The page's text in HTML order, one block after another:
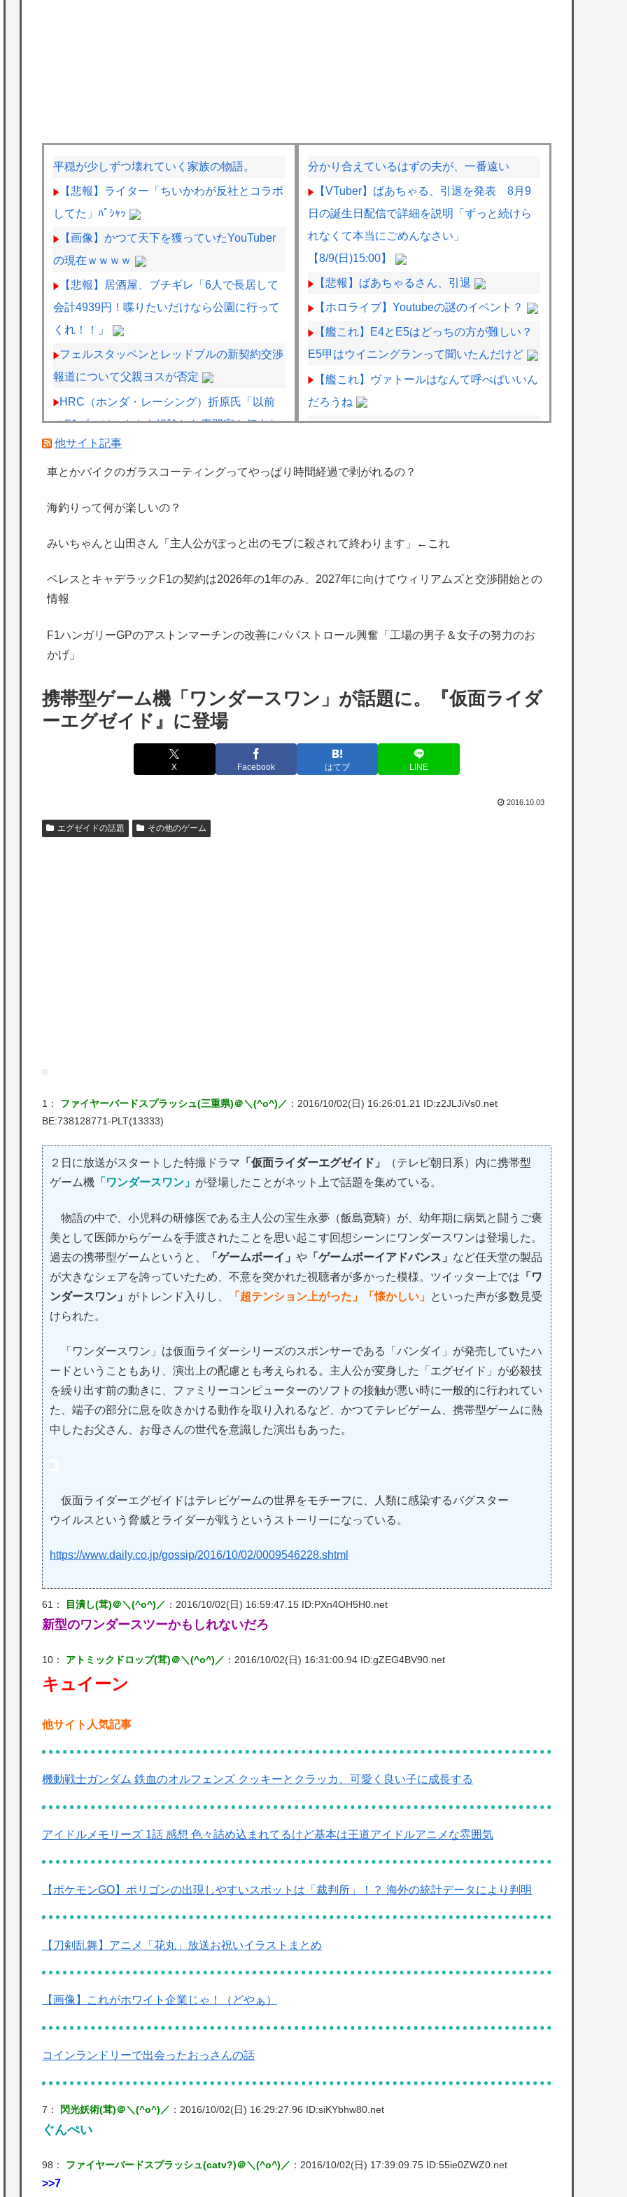
平穏が少しずつ壊れていく家族の物語。
【悲報】ライター「ちいかわが反社とコラボ
してた」ﾊﾟｼｬｯ
【画像】かつて天下を獲っていたYouTuber
の現在ｗｗｗｗ
【悲報】居酒屋、ブチギレ「6人で長居して
会計4939円！喋りたいだけなら公園に行って
くれ！！」
フェルスタッペンとレッドブルの新契約交渉
報道について父親ヨスが否定
HRC（ホンダ・レーシング）折原氏「以前
のF1プロジェクトを経験した専門家を何人か
呼び戻しました」
ペレスとキャデラックF1の契約は2026年の1
開始との情報
海外「日本は特別！」日本の地震支援を申し
海外「勘弁して！」米国人が最も恐れる日本
韓国人「実は日本経済を支えて生かしている
のは韓国人である理由がこちら…」→「日本
応
海外「日本よ、お前がナンバーワンだ」 熊
本地震直後の日本の対応のスピードに世界が
れたキャラの掛け合いだからなぁ（約100人）
分かり合えているはずの夫が、一番遠い
【VTuber】ばあちゃる、引退を発表 8月9
日の誕生日配信で詳細を説明「ずっと続けら
れなくて本当にごめんなさい」
【8/9(日)15:00】
【悲報】ばあちゃるさん、引退
【ホロライブ】Youtubeの謎のイベント？
【艦これ】E4とE5はどっちの方が難しい？
E5甲はウイニングランって聞いたんだけど
【艦これ】ヴァトールはなんて呼べばいいん
だろうね
バンナム1Q決算「ガンダム656億、ワンピ
ダー71億、アンパンマン28億」
【デレマス】ヴァンパイアハンター凛
赤坂アカ「かぐや様、推しの子ヒットさせま
主人公より弟のほうが強い漫画ってあまりな
研究者「株式投資にハマる若者はギャンブル
にハマる若者と同じ傾向がある」
【衝撃】きゃりーぱみゅぱみゅ、うっかり本
他サイト記事
車とかバイクのガラスコーティングってやっぱり時間経過で剥がれるの？
海釣りって何が楽しいの？
みいちゃんと山田さん「主人公がぽっと出のモブに殺されて終わります」←これ
ペレスとキャデラックF1の契約は2026年の1年のみ、2027年に向けてウィリアムズと交渉開始との
情報
F1ハンガリーGPのアストンマーチンの改善にパパストロール興奮「工場の男子＆女子の努力のお
かげ」
携帯型ゲーム機「ワンダースワン」が話題に。『仮面ライダ
ーエグゼイド』に登場
X Facebook はてブ LINE
2016.10.03
エグゼイドの話題 その他のゲーム
1： ファイヤーバードスプラッシュ(三重県)＠＼(^o^)／ ：2016/10/02(日) 16:26:01.21 ID:z2JLJiVs0.net
BE:738128771-PLT(13333)
２日に放送がスタートした特撮ドラマ 「仮面ライダーエグゼイド」
（テレビ朝日系）内に携帯型
ゲーム機 「ワンダースワン」 が登場したことがネット上で話題を集めている。
物語の中で、小児科の研修医である主人公の宝生永夢（飯島寛騎）が、幼年期に病気と闘うご褒
美として医師からゲームを手渡されたことを思い起こす回想シーンにワンダースワンは登場した。
過去の携帯型ゲームというと、
「ゲームボーイ」 や 「ゲームボーイアドバンス」 など任天堂の製品
が大きなシェアを誇っていたため、不意を突かれた視聴者が多かった模様。ツイッター上では 「ワ
ンダースワン」 がトレンド入りし、 「超テンション上がった」「懐かしい」 といった声が多数見受
けられた。
「ワンダースワン」は仮面ライダーシリーズのスポンサーである「バンダイ」が発売していたハ
ードということもあり、演出上の配慮とも考えられる。主人公が変身した「エグゼイド」が必殺技
を繰り出す前の動きに、ファミリーコンピューターのソフトの接触が悪い時に一般的に行われてい
た、端子の部分に息を吹きかける動作を取り入れるなど、かつてテレビゲーム、携帯型ゲームに熱
中したお父さん、お母さんの世代を意識した演出もあった。
仮面ライダーエグゼイドはテレビゲームの世界をモチーフに、人類に感染するバグスター
ウイルスという脅威とライダーが戦うというストーリーになっている。
https://www.daily.co.jp/gossip/2016/10/02/0009546228.shtml
61： 目潰し(茸)＠＼(^o^)／ ：2016/10/02(日) 16:59:47.15 ID:PXn4OH5H0.net
新型のワンダースツーかもしれないだろ
10： アトミックドロップ(茸)＠＼(^o^)／ ：2016/10/02(日) 16:31:00.94 ID:gZEG4BV90.net
キュイーン
他サイト人気記事
機動戦士ガンダム 鉄血のオルフェンズ クッキーとクラッカ、可愛く良い子に成長する
アイドルメモリーズ 1話 感想 色々詰め込まれてるけど基本は王道アイドルアニメな雰囲気
【ポケモンGO】ポリゴンの出現しやすいスポットは「裁判所」！？ 海外の統計データにより判明
【刀剣乱舞】アニメ「花丸」放送お祝いイラストまとめ
【画像】これがホワイト企業じゃ！（どやぁ）
コインランドリーで出会ったおっさんの話
7： 閃光妖術(茸)＠＼(^o^)／ ：2016/10/02(日) 16:29:27.96 ID:siKYbhw80.net
ぐんぺい
98： ファイヤーバードスプラッシュ(catv?)＠＼(^o^)／ ：2016/10/02(日) 17:39:09.75 ID:55ie0ZWZ0.net
>>7